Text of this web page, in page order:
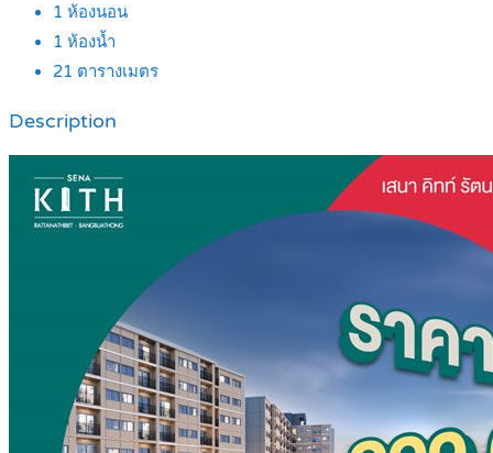
1 ห้องนอน
1 ห้องน้ำ
21 ตารางเมตร
Description